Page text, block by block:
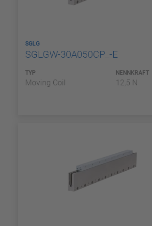
SGLG
SGLGW-30A050CP_-E
TYP
Moving Coil
NENNKRAFT
12,5 N